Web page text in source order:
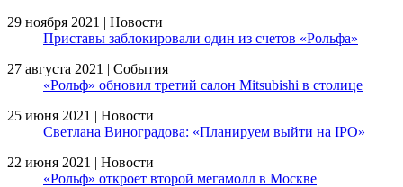
29 ноября 2021 | Новости
Приставы заблокировали один из счетов «Рольфа»
27 августа 2021 | События
«Рольф» обновил третий салон Mitsubishi в столице
25 июня 2021 | Новости
Светлана Виноградова: «Планируем выйти на IPO»
22 июня 2021 | Новости
«Рольф» откроет второй мегамолл в Москве